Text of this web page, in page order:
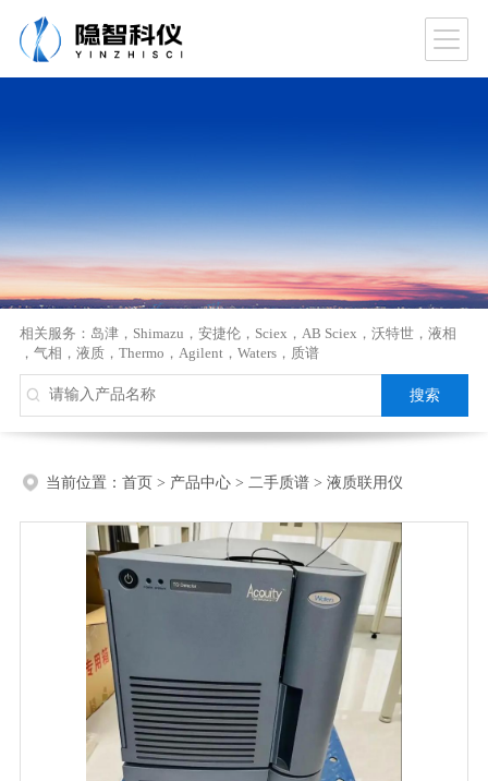
相关服务： 岛津， Shimazu ， 安捷伦， Sciex ， AB Sciex ， 沃特世， 液相
， 气相 ， 液质， Thermo ， Agilent ， Waters， 质谱
当前位置： 首页> 产品中心> 二手质谱> 液质联用仪